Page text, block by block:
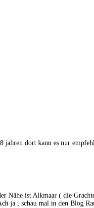
dort kann es nur
Nähe ist Alkmaar ( die
ja , schau mal in den Blog